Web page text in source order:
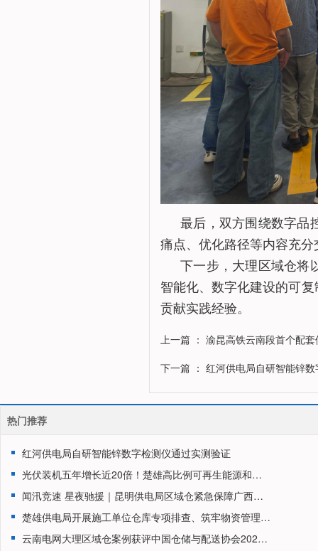
最后，双方围绕数字品
痛点、优化路径等内容充
下一步，大理区域仓将
智能化、数字化建设的可
贡献实践经验。
上一篇 ： 渝昆高铁云南段首个配
下一篇 ： 红河供电局自研智能锌
热门推荐
红河供电局自研智能锌数字检测仪通过实测验证
光伏装机五年增长近20倍！楚雄高比例可再生能源和储能示范区优势持续凸显
闻汛竞速 星夜驰援｜昆明供电局区域仓紧急保障广西电力抢修物资供应
楚雄供电局开展施工单位仓库专项排查、筑牢物资管理安全防线
云南电网大理区域仓案例获评中国仓储与配送协会2026年度仓储配送绿色低碳实践案例